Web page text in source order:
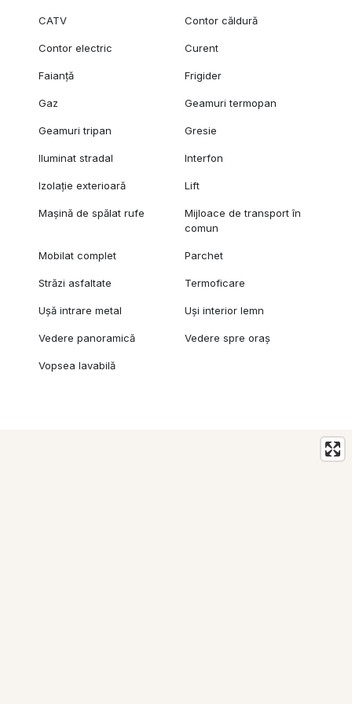
CATV Contor căldură
Contor electric Curent
Faianță Frigider
Gaz Geamuri termopan
Geamuri tripan Gresie
Iluminat stradal Interfon
Izolație exterioară Lift
Mașină de spălat rufe
Mijloace de transport în
comun
Mobilat complet Parchet
Străzi asfaltate Termoficare
Ușă intrare metal Uși interior lemn
Vedere panoramică Vedere spre oraș
Vopsea lavabilă